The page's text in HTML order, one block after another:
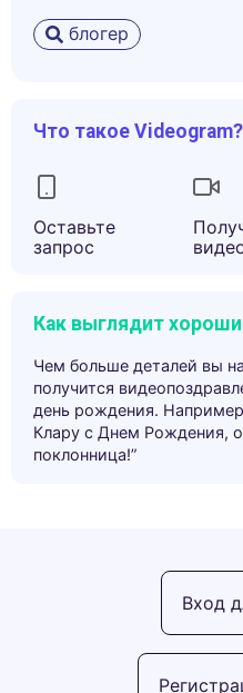
блогер
Что такое Videogram?
Оставьте
запрос
Как выглядит
Чем больше деталей вы
получится
день рождения.
Клару с Днем Рождения,
поклонница!”
Вход